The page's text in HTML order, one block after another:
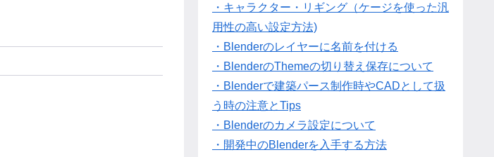
・キャラクター・リギング（ケージを使った汎
用性の高い設定方法)
・Blenderのレイヤーに名前を付ける
・BlenderのThemeの切り替え保存について
・Blenderで建築パース制作時やCADとして扱
う時の注意とTips
・Blenderのカメラ設定について
・開発中のBlenderを入手する方法